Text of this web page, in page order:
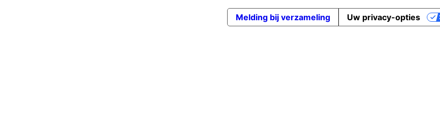
Melding bij verzameling Uw privacy-opties